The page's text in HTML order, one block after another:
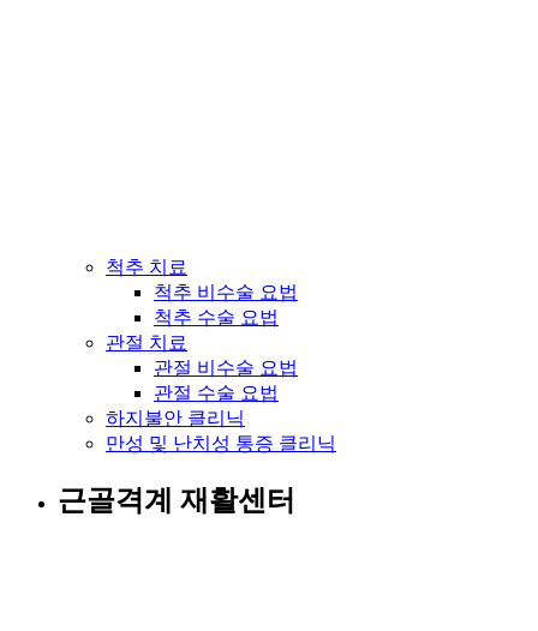
척추 치료
척추 비수술 요법
척추 수술 요법
관절 치료
관절 비수술 요법
관절 수술 요법
하지불안 클리닉
만성 및 난치성 통증 클리닉
근골격계 재활센터